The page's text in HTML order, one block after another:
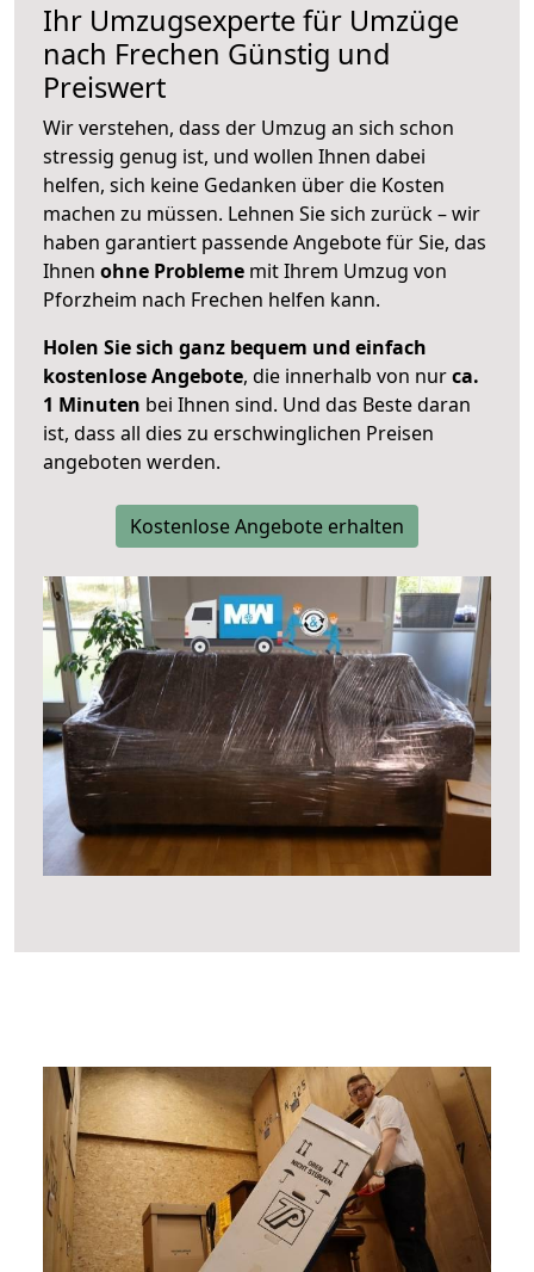
Ihr Umzugsexperte für Umzüge
nach Frechen Günstig und
Preiswert
Wir verstehen, dass der Umzug an sich schon
stressig genug ist, und wollen Ihnen dabei
helfen, sich keine Gedanken über die Kosten
machen zu müssen. Lehnen Sie sich zurück – wir
haben garantiert passende Angebote für Sie, das
Ihnen ohne Probleme mit Ihrem Umzug von
Pforzheim nach Frechen helfen kann.
Holen Sie sich ganz bequem und einfach
kostenlose Angebote, die innerhalb von nurca.
1 Minuten bei Ihnen sind. Und das Beste daran
ist, dass all dies zu erschwinglichen Preisen
angeboten werden.
Kostenlose Angebote erhalten